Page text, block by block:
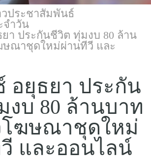
ะกันชีวิต
ทั้งหมด
ที่เหมาะกับช่วงอายุ
แบบประกัน
ระกันที่เหมาะกับคุณ
Center
ประชาสัมพันธ์
จำวัน
า ประกันชีวิต ทุ่มงบ 80 ล้าน
ษณาชุดใหม่ผ่านทีวี และ
อยุธยา ประกัน
งบ 80 ล้านบาท
โฆษณาชุดใหม่
และออนไลน์